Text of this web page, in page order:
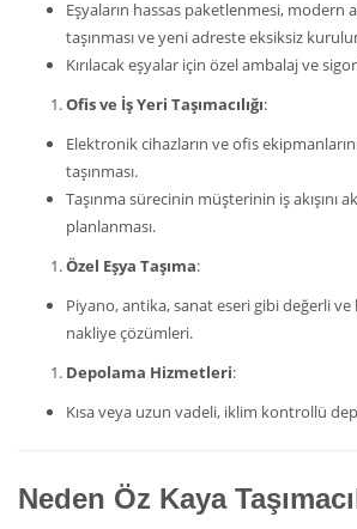
Eşyaların hassas paketlenmesi, modern
taşınması ve yeni adreste eksiksiz
Kırılacak eşyalar için özel ambalaj ve
Ofis ve İş Yeri Taşımacılığı:
Elektronik cihazların ve ofis
taşınması.
Taşınma sürecinin müşterinin iş akışını
planlanması.
Özel Eşya Taşıma:
Piyano, antika, sanat eseri gibi değerli ve
nakliye çözümleri.
Depolama Hizmetleri:
Kısa veya uzun vadeli, iklim kontrollü
Neden Öz Kaya